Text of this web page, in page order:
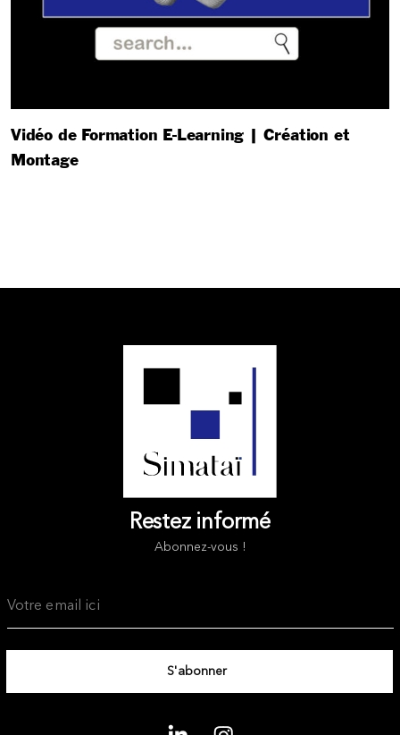
Vidéo de Formation E-Learning | Création et
Montage
Restez informé
Abonnez-vous !